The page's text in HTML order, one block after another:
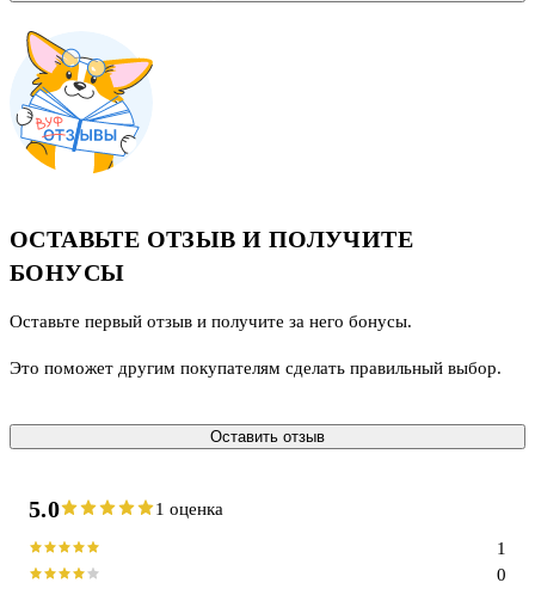
ОСТАВЬТЕ ОТЗЫВ И ПОЛУЧИТЕ
БОНУСЫ
Оставьте первый отзыв и получите за него бонусы.
Это поможет другим покупателям сделать правильный выбор.
Оставить отзыв
5.0 1 оценка
0
1